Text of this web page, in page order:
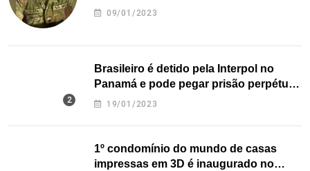
09/01/2023
Brasileiro é detido pela Interpol no
Panamá e pode pegar prisão perpétua
nos EUA
19/01/2023
1º condomínio do mundo de casas
impressas em 3D é inaugurado no